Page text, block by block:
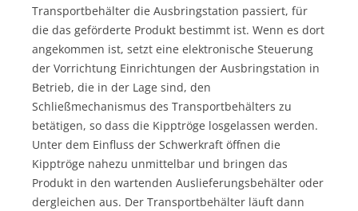
Transportbehälter die Ausbringstation passiert, für
die das geförderte Produkt bestimmt ist. Wenn es dort
angekommen ist, setzt eine elektronische Steuerung
der Vorrichtung Einrichtungen der Ausbringstation in
Betrieb, die in der Lage sind, den
Schließmechanismus des Transportbehälters zu
betätigen, so dass die Kipptröge losgelassen werden.
Unter dem Einfluss der Schwerkraft öffnen die
Kipptröge nahezu unmittelbar und bringen das
Produkt in den wartenden Auslieferungsbehälter oder
dergleichen aus. Der Transportbehälter läuft dann